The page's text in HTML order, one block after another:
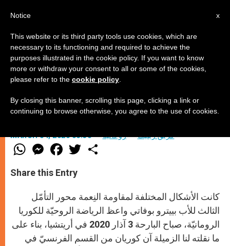
رياضة الصوم: مقاوَمات النِعمة
التأمّل الثالث للأب بوفاتي حول الدعوة
MARCH 04, 2020 06:30 فريق زينيت روحانيّة
W
h
t
s
p
M
e
s
e
g
e
r
F
a
e
b
o
k
w
Share this Entry
كانت الأشكال المختلفة لمقاومة النِعمة محور التأمّل
الثالث للأب بييترو بوفاتي واعظ الرياضة الروحيّة للكوريا
الرومانيّة، صباح البارحة 3 آذار 2020 في أريتشيا، بناء على
ما نقلته لنا الزميلة آن كوريان من القسم الفرنسيّ في
x
Notice
This website or its third party tools use cookies, which are
necessary to its functioning and required to achieve the
purposes illustrated in the cookie policy. If you want to know
more or withdraw your consent to all or some of the cookies,
please refer to the cookie policy
By closing this banner, scrolling this page, clicking a link or
continuing to browse otherwise, you agree to the use of cookies.